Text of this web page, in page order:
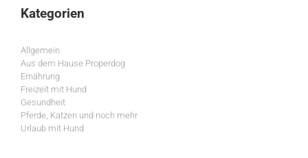
Kategorien
Allgemein
Aus dem Hause Properdog
Ernährung
Freizeit mit Hund
Gesundheit
Pferde, Katzen und noch mehr
Urlaub mit Hund